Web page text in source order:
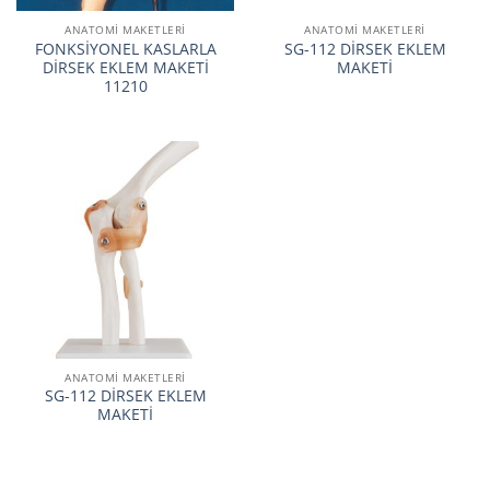
ANATOMİ MAKETLERİ
FONKSİYONEL KASLARLA
DİRSEK EKLEM MAKETİ
11210
ANATOMİ MAKETLERİ
SG-112 DİRSEK EKLEM
MAKETİ
ANATOMİ MAKETLERİ
SG-112 DİRSEK EKLEM
MAKETİ